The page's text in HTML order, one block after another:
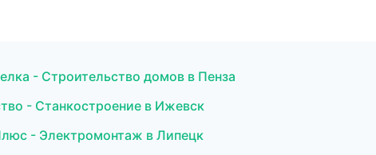
- Строительство домов в Пенза
- Станкостроение в Ижевск
- Электромонтаж в Липецк